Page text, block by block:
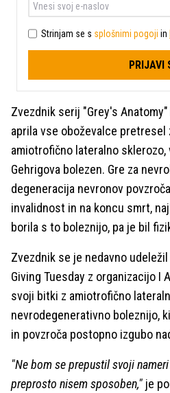
Strinjam se s splošnimi pogoji in
PRIJAVI
Zvezdnik serij "Grey's
aprila vse oboževalce pretresel
amiotrofično lateralno sklerozo,
Gehrigova bolezen. Gre za
degeneracija nevronov
invalidnost in na koncu smrt,
borila s to boleznijo, pa je bil
Zvezdnik se je nedavno
Giving Tuesday z organizacijo I
svoji bitki z amiotrofično
nevrodegenerativno boleznijo,
in povzroča postopno izgubo
"Ne bom se prepustil svoji
preprosto nisem sposoben," je